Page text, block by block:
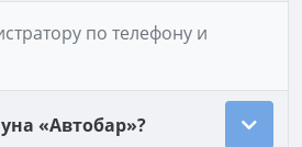
по телефону и
«Автобар»?